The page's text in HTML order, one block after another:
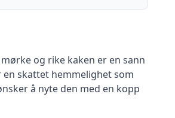
og rike kaken er en sann
skattet hemmelighet som
å nyte den med en kopp